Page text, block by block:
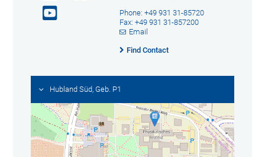
Phone: +49 931 31-85720
Fax: +49 931 31-857200
Email
Find Contact
Hubland Süd, Geb. P1